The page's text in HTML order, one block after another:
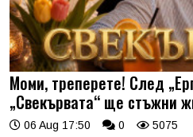
Моми, треперете! След
„Свекървата“ ще стъжни
06 Aug 17:50 0 5075